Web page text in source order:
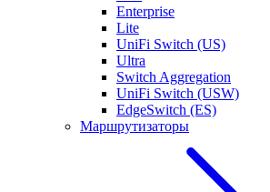
Enterprise
Lite
UniFi Switch (US)
Ultra
Switch Aggregation
UniFi Switch (USW)
EdgeSwitch (ES)
Маршрутизаторы